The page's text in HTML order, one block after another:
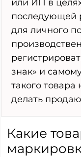
или ИП в
последующей
для личного
знак» и
такого
делать
Какие